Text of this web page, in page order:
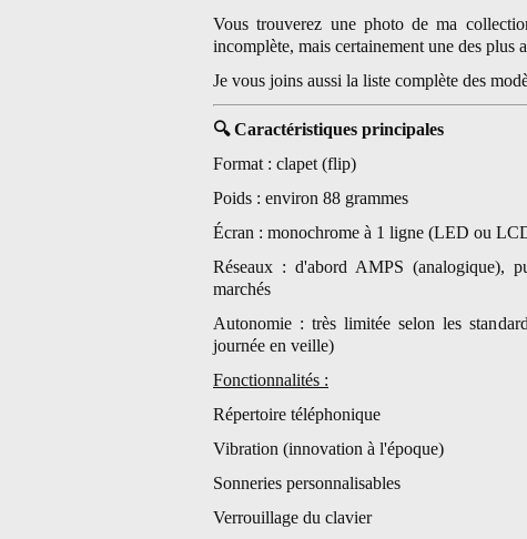
Vous trouverez une photo de ma
incomplète, mais certainement une des plus
Je vous joins aussi la liste complète des
🔍Caractéristiques principales
Format : clapet (flip)
Poids : environ 88 grammes
Écran : monochrome à 1 ligne (LED ou
Réseaux : d'abord AMPS
marchés
Autonomie : très limitée selon les
journée en veille)
Fonctionnalités :
Répertoire téléphonique
Vibration (innovation à l'époque)
Sonneries personnalisables
Verrouillage du clavier